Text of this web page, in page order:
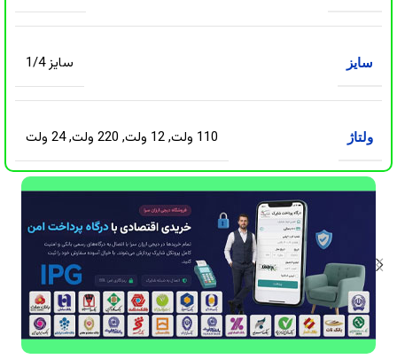
سایز سایز 1/4
ولتاژ 110 ولت ,12 ولت , 220 ولت ,24 ولت